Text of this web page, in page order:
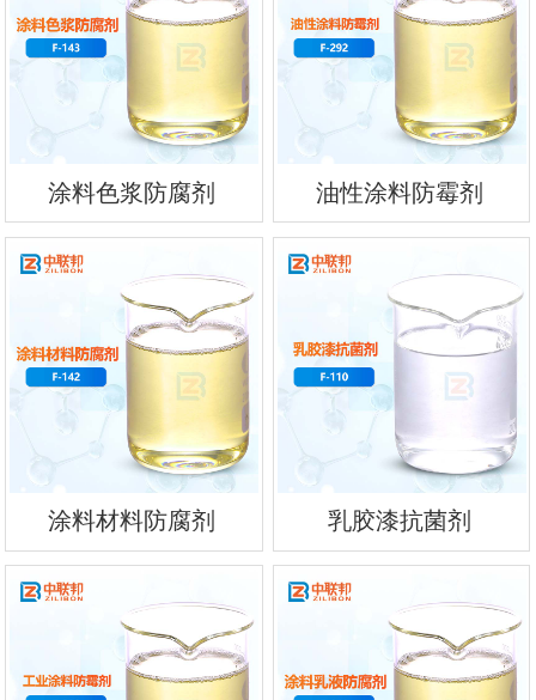
涂料色浆防腐剂 油性涂料防霉剂
涂料材料防腐剂 乳胶漆抗菌剂